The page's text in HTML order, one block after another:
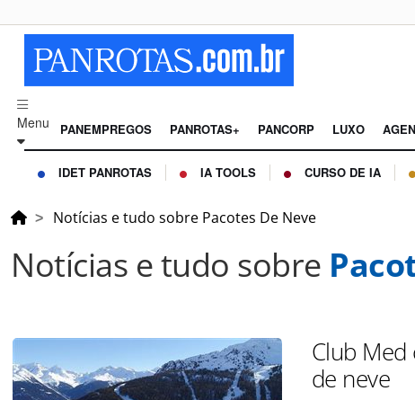
Menu PANEMPREGOS PANROTAS+ PANCORP LUXO
IDET PANROTAS IA TOOLS CURSO DE IA
Notícias e tudo sobre Pacotes De Neve
Notícias e tudo sobre
Club
de neve